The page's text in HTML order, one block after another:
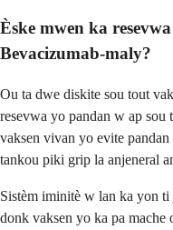
Èske mwen ka
Bevacizumab-maly?
Ou ta dwe diskite sou tout
resevwa yo pandan w ap sou
vaksen vivan yo evite
tankou piki grip la anjeneral
Sistèm iminitè w lan ka yon ti
donk vaksen yo ka pa mache